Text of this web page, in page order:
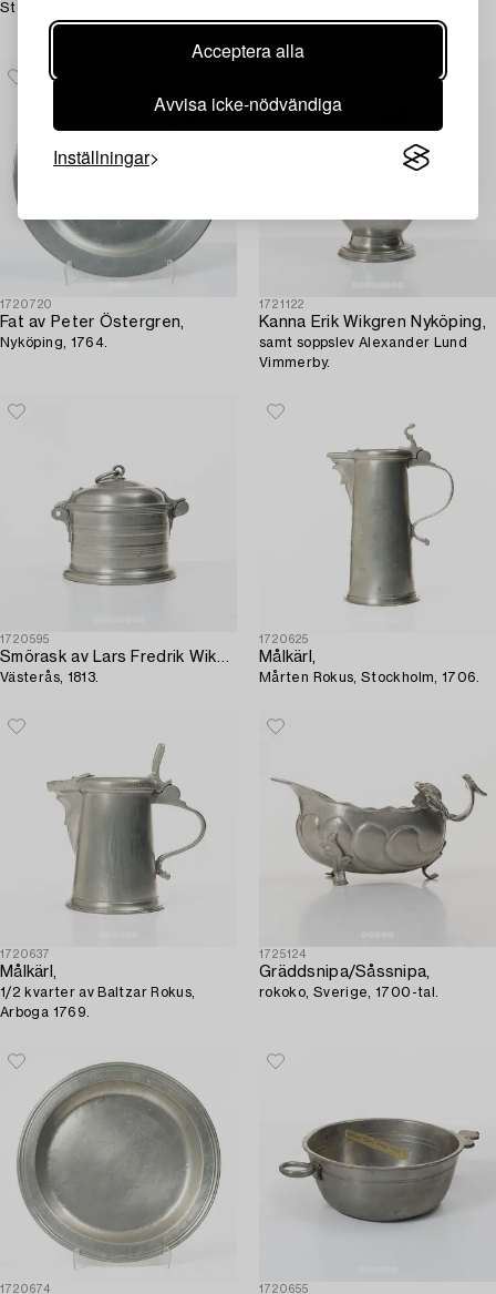
Acceptera alla
Avvisa icke-nödvändiga
Inställningar
Stockholm, 1749.
Eleonora Regina Suecia),
sannolikt av Thomas Hicks 1680,
1720720
Fat av Peter Östergren,
Nyköping, 1764.
1721122
Kanna Erik Wikgren Nyköping,
samt soppslev Alexander Lund
Vimmerby.
1720595
Smörask av Lars Fredrik Wiksten,
Västerås, 1813.
1720625
Målkärl,
Mårten Rokus, Stockholm, 1706.
1720637
Målkärl,
1/2 kvarter av Baltzar Rokus,
Arboga 1769.
1725124
Gräddsnipa/Såssnipa,
rokoko, Sverige, 1700-tal.
1720674 1720655